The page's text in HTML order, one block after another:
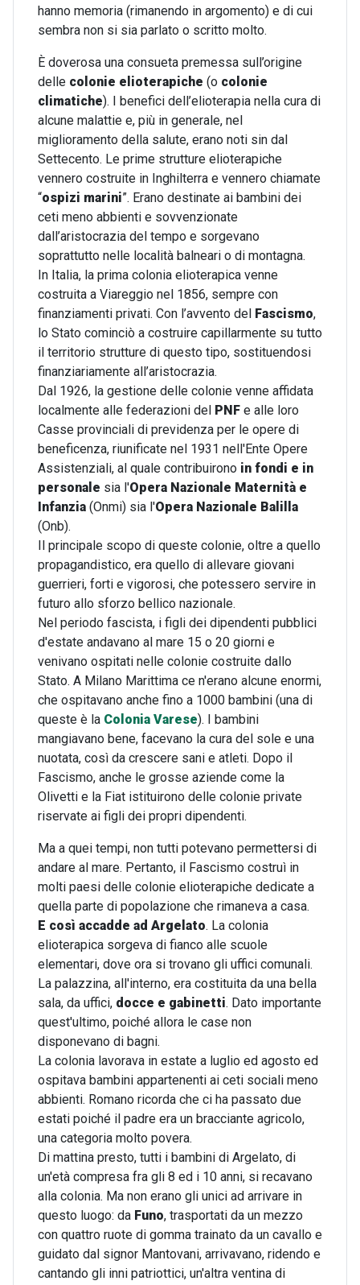
hanno memoria (rimanendo in argomento) e di cui
sembra non si sia parlato o scritto molto.
È doverosa una consueta premessa sull’origine
delle colonie elioterapiche (o colonie
climatiche). I benefici dell’elioterapia nella cura di
alcune malattie e, più in generale, nel
miglioramento della salute, erano noti sin dal
Settecento. Le prime strutture elioterapiche
vennero costruite in Inghilterra e vennero chiamate
“ospizi marini”. Erano destinate ai bambini dei
ceti meno abbienti e sovvenzionate
dall’aristocrazia del tempo e sorgevano
soprattutto nelle località balneari o di montagna.
In Italia, la prima colonia elioterapica venne
costruita a Viareggio nel 1856, sempre con
finanziamenti privati. Con l’avvento del Fascismo,
lo Stato cominciò a costruire capillarmente su tutto
il territorio strutture di questo tipo, sostituendosi
finanziariamente all’aristocrazia.
Dal 1926, la gestione delle colonie venne affidata
localmente alle federazioni del PNF e alle loro
Casse provinciali di previdenza per le opere di
beneficenza, riunificate nel 1931 nell'Ente Opere
Assistenziali, al quale contribuirono in fondi e in
personale sia l'Opera Nazionale Maternità e
Infanzia (Onmi) sia l'Opera Nazionale Balilla
(Onb).
Il principale scopo di queste colonie, oltre a quello
propagandistico, era quello di allevare giovani
guerrieri, forti e vigorosi, che potessero servire in
futuro allo sforzo bellico nazionale.
Nel periodo fascista, i figli dei dipendenti pubblici
d'estate andavano al mare 15 o 20 giorni e
venivano ospitati nelle colonie costruite dallo
Stato. A Milano Marittima ce n'erano alcune enormi,
che ospitavano anche fino a 1000 bambini (una di
queste è la Colonia Varese). I bambini
mangiavano bene, facevano la cura del sole e una
nuotata, così da crescere sani e atleti. Dopo il
Fascismo, anche le grosse aziende come la
Olivetti e la Fiat istituirono delle colonie private
riservate ai figli dei propri dipendenti.
Ma a quei tempi, non tutti potevano permettersi di
andare al mare. Pertanto, il Fascismo costruì in
molti paesi delle colonie elioterapiche dedicate a
quella parte di popolazione che rimaneva a casa.
E così accadde ad Argelato. La colonia
elioterapica sorgeva di fianco alle scuole
elementari, dove ora si trovano gli uffici comunali.
La palazzina, all'interno, era costituita da una bella
sala, da uffici, docce e gabinetti. Dato importante
quest'ultimo, poiché allora le case non
disponevano di bagni.
La colonia lavorava in estate a luglio ed agosto ed
ospitava bambini appartenenti ai ceti sociali meno
abbienti. Romano ricorda che ci ha passato due
estati poiché il padre era un bracciante agricolo,
una categoria molto povera.
Di mattina presto, tutti i bambini di Argelato, di
un'età compresa fra gli 8 ed i 10 anni, si recavano
alla colonia. Ma non erano gli unici ad arrivare in
questo luogo: da Funo, trasportati da un mezzo
con quattro ruote di gomma trainato da un cavallo e
guidato dal signor Mantovani, arrivavano, ridendo e
cantando gli inni patriottici, un'altra ventina di